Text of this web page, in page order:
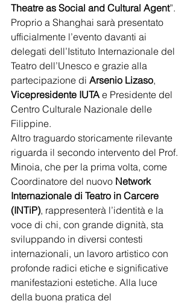
Theatre as Social and Cultural Agent”.
Proprio a Shanghai sarà presentato
ufficialmente l’evento davanti ai
delegati dell’Istituto Internazionale del
Teatro dell’Unesco e grazie alla
partecipazione di Arsenio Lizaso,
Vicepresidente IUTA e Presidente del
Centro Culturale Nazionale delle
Filippine.
Altro traguardo storicamente rilevante
riguarda il secondo intervento del Prof.
Minoia, che per la prima volta, come
Coordinatore del nuovo Network
Internazionale di Teatro in Carcere
(INTiP), rappresenterà l’identità e la
voce di chi, con grande dignità, sta
sviluppando in diversi contesti
internazionali, un lavoro artistico con
profonde radici etiche e significative
manifestazioni estetiche. Alla luce
della buona pratica del